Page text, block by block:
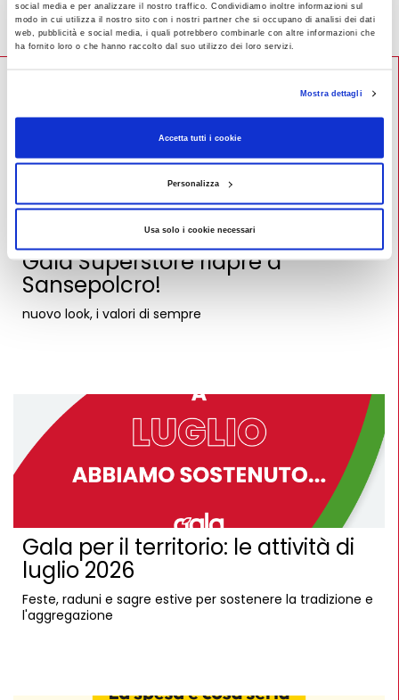
social media e per analizzare il nostro traffico. Condividiamo inoltre informazioni sul
modo in cui utilizza il nostro sito con i nostri partner che si occupano di analisi dei dati
web, pubblicità e social media, i quali potrebbero combinarle con altre informazioni che
ha fornito loro o che hanno raccolto dal suo utilizzo dei loro servizi.
Mostra dettagli
Accetta tutti i cookie
Personalizza
Usa solo i cookie necessari
Gala Superstore riapre a
Sansepolcro!
nuovo look, i valori di sempre
Gala per il territorio: le attività di
luglio 2026
Feste, raduni e sagre estive per sostenere la tradizione e
l'aggregazione